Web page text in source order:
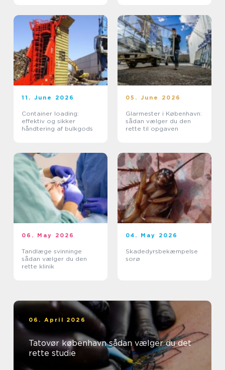
11. June 2026
Container loading:
effektiv og sikker
håndtering af bulkgods
05. June 2026
Glarmester i København:
sådan vælger du den
rette til opgaven
06. May 2026
Tandlæge svinninge
sådan vælger du den
rette klinik
04. May 2026
Skadedyrsbekæmpelse
sorø
06. April 2026
Tatovør københavn sådan vælger du det
rette studie